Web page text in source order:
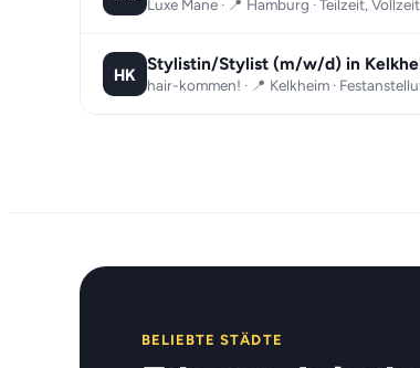
Luxe Mane · 📍 Hamburg · Teilzeit, Vollzeit
HK Stylistin/Stylist (m/w/d) in
hair-kommen! · 📍 Kelkheim ·
BELIEBTE STÄDTE